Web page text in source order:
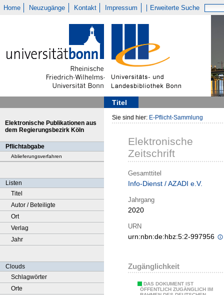
Home Neuzugänge Kontakt Impressum Erweiterte Suche
Titel
Elektronische Publikationen aus
dem Regierungsbezirk Köln
Pflichtabgabe
Ablieferungsverfahren
Listen
Titel
Autor / Beteiligte
Ort
Verlag
Jahr
Clouds
Schlagwörter
Orte
Sie sind hier: E-Pflicht-Sammlung
Elektronische
Zeitschrift
Gesamttitel
Info-Dienst / AZADI e.V.
Jahrgang
2020
URN
urn:nbn:de:hbz:5:2-997956
Zugänglichkeit
DAS DOKUMENT IST
ÖFFENTLICH ZUGÄNGLICH IM